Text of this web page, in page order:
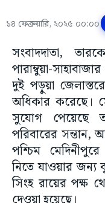
১৪ ফেব্রুয়ারি, ২০২৫ ০০:০০
সংবাদদাতা,
পারাম্বুয়া-
দুই পড়ুয়া
অধিকার করেছে।
সুযোগ পেয়েছে
পরিবারের সন্তান,
পশ্চিম
নিতে যাওয়ার জন্য
সিংহ রায়ের পক্ষ